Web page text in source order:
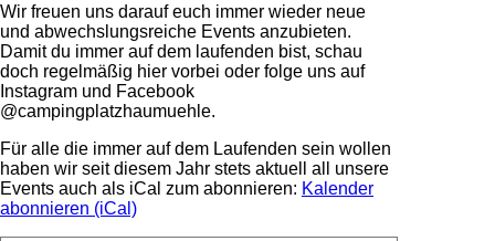
Wir freuen uns darauf euch immer wieder neue
und abwechslungsreiche Events anzubieten.
Damit du immer auf dem laufenden bist, schau
doch regelmäßig hier vorbei oder folge uns auf
Instagram und Facebook
@campingplatzhaumuehle.
Für alle die immer auf dem Laufenden sein wollen
haben wir seit diesem Jahr stets aktuell all unsere
Events auch als iCal zum abonnieren: Kalender
abonnieren (iCal)